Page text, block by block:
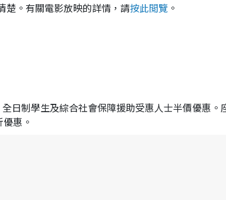
楚。有關電影放映的詳情，請按此閲覽 。
日制學生及綜合社會保障援助受惠人士半價優惠。
惠。